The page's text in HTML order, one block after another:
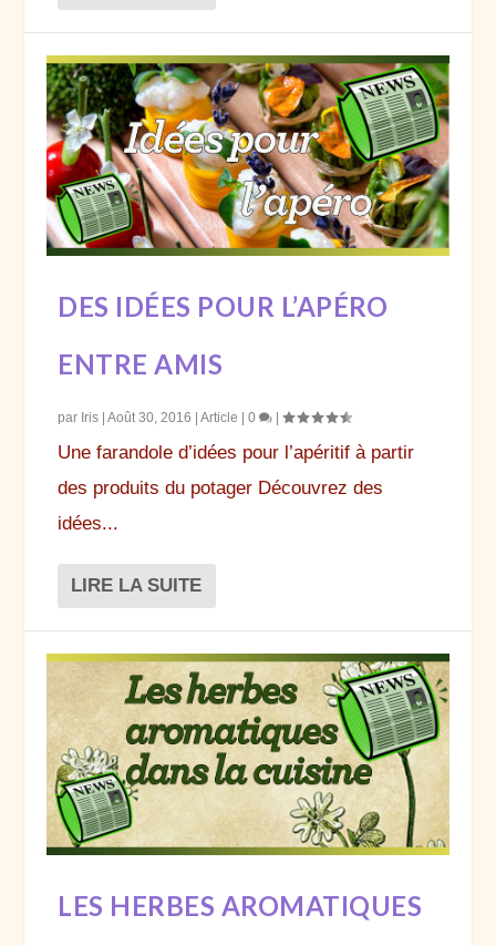
DES IDÉES POUR L’APÉRO
ENTRE AMIS
par Iris |Août 30, 2016 |Article |0 |
Une farandole d’idées pour l’apéritif à partir
des produits du potager Découvrez des
idées...
LIRE LA SUITE
LES HERBES AROMATIQUES